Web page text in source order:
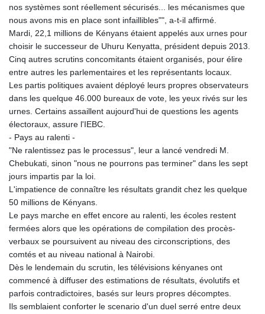
nos systèmes sont réellement sécurisés... les mécanismes que
nous avons mis en place sont infaillibles"", a-t-il affirmé.
Mardi, 22,1 millions de Kényans étaient appelés aux urnes pour
choisir le successeur de Uhuru Kenyatta, président depuis 2013.
Cinq autres scrutins concomitants étaient organisés, pour élire
entre autres les parlementaires et les représentants locaux.
Les partis politiques avaient déployé leurs propres observateurs
dans les quelque 46.000 bureaux de vote, les yeux rivés sur les
urnes. Certains assaillent aujourd'hui de questions les agents
électoraux, assure l'IEBC.
- Pays au ralenti -
"Ne ralentissez pas le processus", leur a lancé vendredi M.
Chebukati, sinon "nous ne pourrons pas terminer" dans les sept
jours impartis par la loi.
L'impatience de connaître les résultats grandit chez les quelque
50 millions de Kényans.
Le pays marche en effet encore au ralenti, les écoles restent
fermées alors que les opérations de compilation des procès-
verbaux se poursuivent au niveau des circonscriptions, des
comtés et au niveau national à Nairobi.
Dès le lendemain du scrutin, les télévisions kényanes ont
commencé à diffuser des estimations de résultats, évolutifs et
parfois contradictoires, basés sur leurs propres décomptes.
Ils semblaient conforter le scenario d'un duel serré entre deux